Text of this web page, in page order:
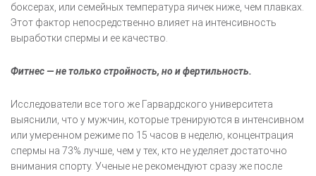
боксерах, или семейных температура яичек ниже, чем плавках.
Этот фактор непосредственно влияет на интенсивность
выработки спермы и ее качество.
Фитнес — не только стройность, но и фертильность.
Исследователи все того же Гарвардского университета
выяснили, что у мужчин, которые тренируются в интенсивном
или умеренном режиме по 15 часов в неделю, концентрация
спермы на 73% лучше, чем у тех, кто не уделяет достаточно
внимания спорту. Ученые не рекомендуют сразу же после